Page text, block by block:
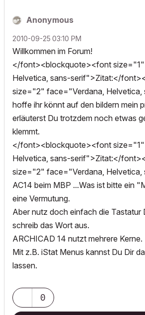
Anonymous
‎2010-09-25 03:10 PM
Willkommen im Forum!
</font><blockquote><font
Helvetica, sans-serif">Zitat:</
size="2" face="Verdana, Helvetica,
hoffe ihr könnt auf den bildern mein
erläuterst Du trotzdem noch etwas
klemmt.
</font><blockquote><font
Helvetica, sans-serif">Zitat:</
size="2" face="Verdana, Helvetica,
AC14 beim MBP ...Was ist bitte ein
eine Vermutung.
Aber nutz doch einfach die Tastatur
schreib das Wort aus.
ARCHICAD 14 nutzt mehrere Kerne.
Mit z.B. iStat Menus kannst Du Dir
lassen.
0